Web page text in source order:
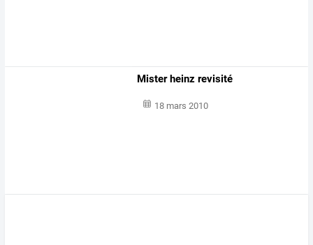
Mister heinz revisité
18 mars 2010